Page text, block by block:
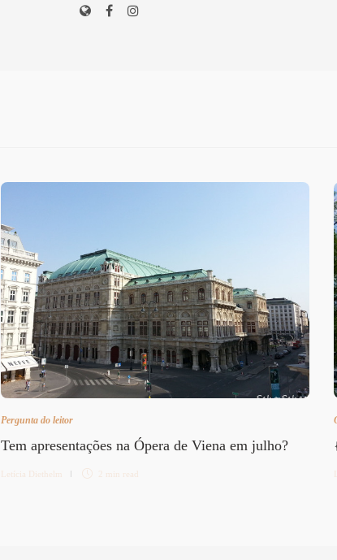
Pergunta do leitor
Tem apresentações na Ópera de Viena em julho?
Letícia Diethelm 2 min read